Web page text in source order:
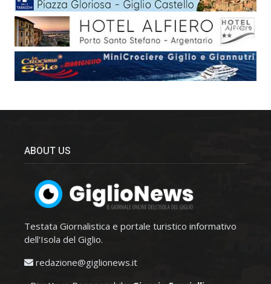
ABOUT US
Testata Giornalistica e portale turistico informativo
dell'Isola del Giglio.
redazione@giglionews.it